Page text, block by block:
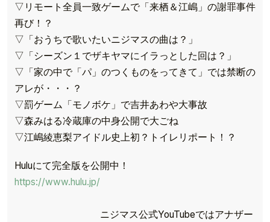
▽リモート全員一致ゲームで「来栖＆江嶋」の謝罪事件
再び！？
▽「おうちで歌いたいニジマスの曲は？」
▽「シーズン１でザキヤマにイラっとした回は？」
▽「家の中で「パ」のつくものをってきて」では禁断の
アレが・・・？
▽罰ゲーム「モノボケ」で吉井あわや大事故
▽森みはる冷蔵庫の中身公開で大ごね
▽江嶋綾恵梨アイドル史上初？トイレリポート！？
Huluにて完全版を公開中！
https://www.hulu.jp/
ニジマス公式YouTubeではアナザー